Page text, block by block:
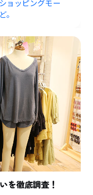
ョッピングモー
を徹底調査！